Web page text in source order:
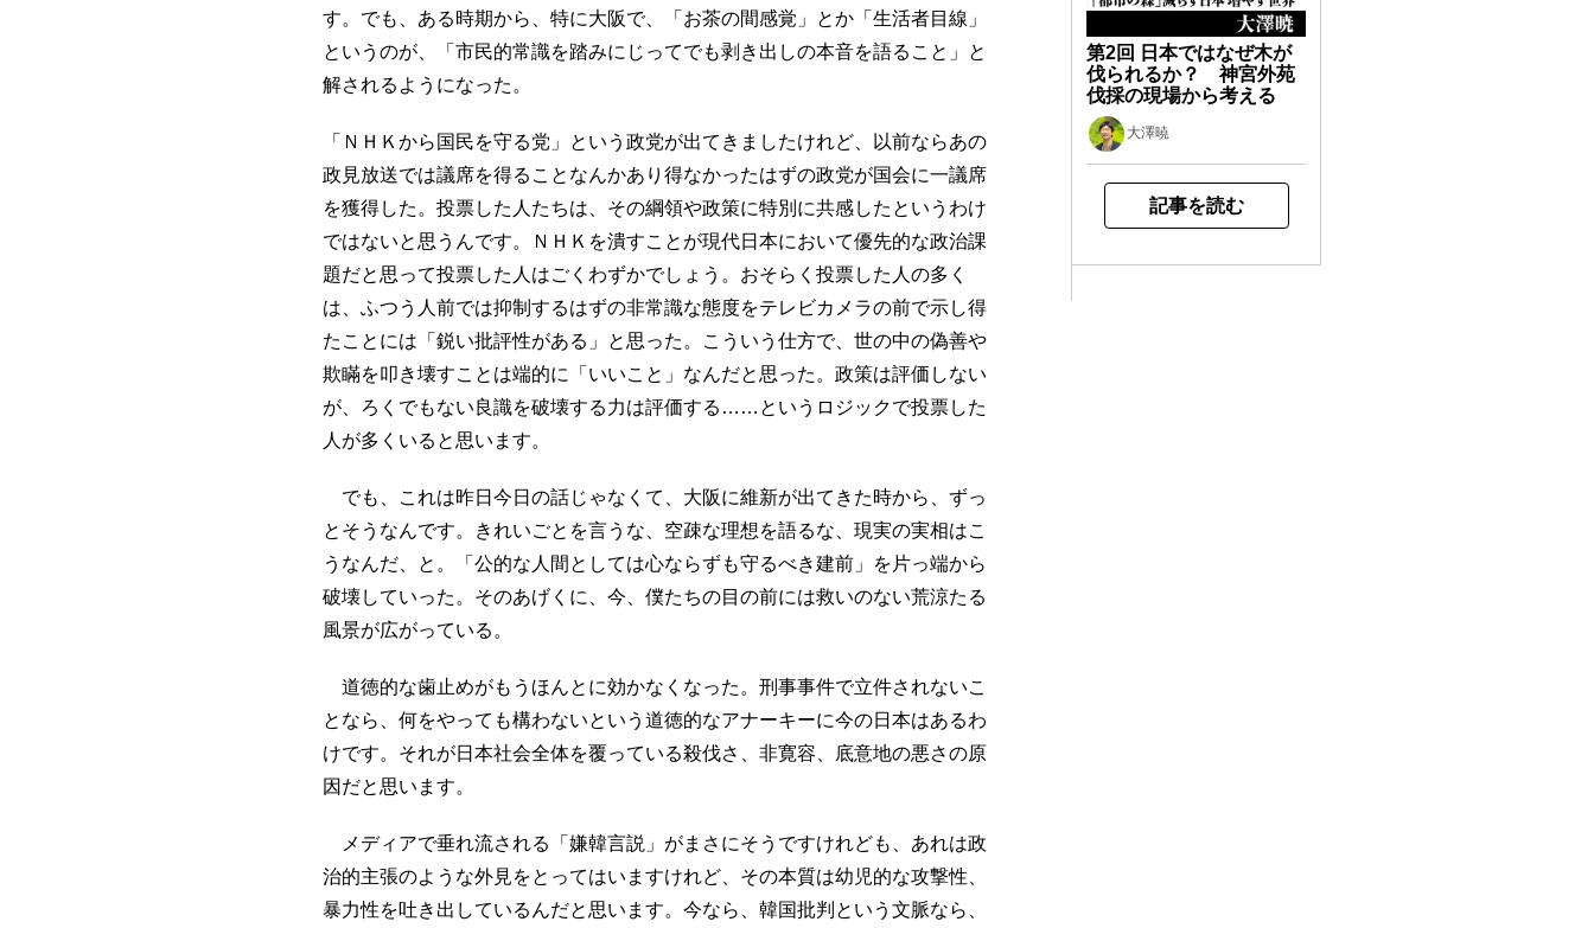
す。でも、ある時期から、特に大阪で、「お茶の間感覚」とか「生活者目線」
というのが、「市民的常識を踏みにじってでも剥き出しの本音を語ること」と
解されるようになった。
「ＮＨＫから国民を守る党」という政党が出てきましたけれど、以前ならあの
政見放送では議席を得ることなんかあり得なかったはずの政党が国会に一議席
を獲得した。投票した人たちは、その綱領や政策に特別に共感したというわけ
ではないと思うんです。ＮＨＫを潰すことが現代日本において優先的な政治課
題だと思って投票した人はごくわずかでしょう。おそらく投票した人の多く
は、ふつう人前では抑制するはずの非常識な態度をテレビカメラの前で示し得
たことには「鋭い批評性がある」と思った。こういう仕方で、世の中の偽善や
欺瞞を叩き壊すことは端的に「いいこと」なんだと思った。政策は評価しない
が、ろくでもない良識を破壊する力は評価する……というロジックで投票した
人が多くいると思います。
でも、これは昨日今日の話じゃなくて、大阪に維新が出てきた時から、ずっ
とそうなんです。きれいごとを言うな、空疎な理想を語るな、現実の実相はこ
うなんだ、と。「公的な人間としては心ならずも守るべき建前」を片っ端から
破壊していった。そのあげくに、今、僕たちの目の前には救いのない荒涼たる
風景が広がっている。
道徳的な歯止めがもうほんとに効かなくなった。刑事事件で立件されないこ
となら、何をやっても構わないという道徳的なアナーキーに今の日本はあるわ
けです。それが日本社会全体を覆っている殺伐さ、非寛容、底意地の悪さの原
因だと思います。
メディアで垂れ流される「嫌韓言説」がまさにそうですけれども、あれは政
治的主張のような外見をとってはいますけれど、その本質は幼児的な攻撃性、
暴力性を吐き出しているんだと思います。今なら、韓国批判という文脈なら、
第2回 日本ではなぜ木が
伐られるか？ 神宮外苑
伐採の現場から考える
大澤暁
記事を読む